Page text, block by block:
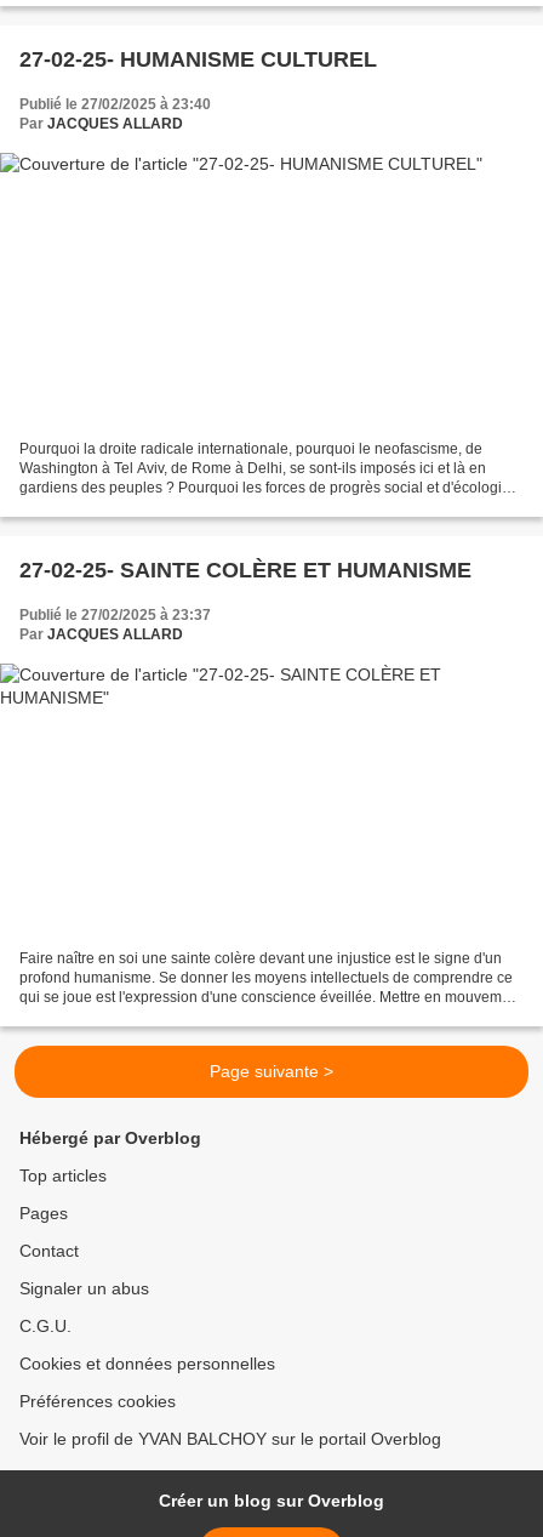
27-02-25- HUMANISME CULTUREL
Publié le 27/02/2025 à 23:40
Par JACQUES ALLARD
Pourquoi la droite radicale internationale, pourquoi le neofascisme, de
Washington à Tel Aviv, de Rome à Delhi, se sont-ils imposés ici et là en
gardiens des peuples ? Pourquoi les forces de progrès social et d'écologie
27-02-25- SAINTE COLÈRE ET HUMANISME
Publié le 27/02/2025 à 23:37
Par JACQUES ALLARD
Faire naître en soi une sainte colère devant une injustice est le signe d'un
profond humanisme. Se donner les moyens intellectuels de comprendre ce
qui se joue est l'expression d'une conscience éveillée. Mettre en mouvement
Page suivante >
Hébergé par Overblog
Top articles
Pages
Contact
Signaler un abus
C.G.U.
Cookies et données personnelles
Préférences cookies
Voir le profil de YVAN BALCHOY sur le portail Overblog
Créer un blog sur Overblog